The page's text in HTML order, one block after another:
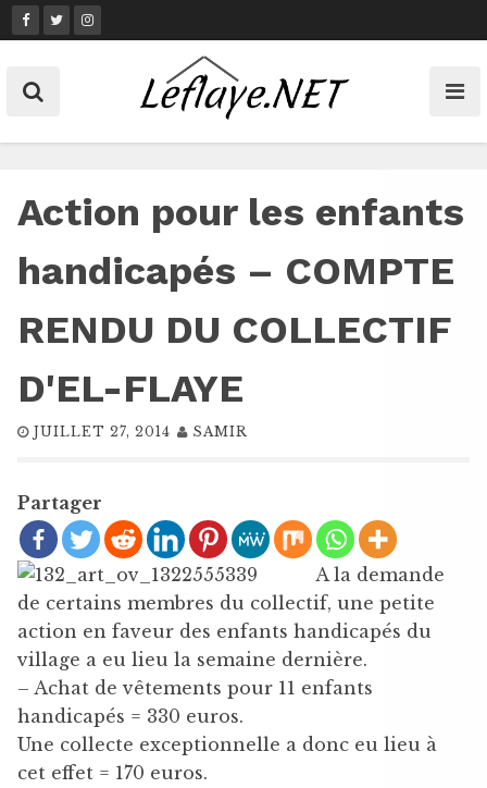
Skip
to
Action pour les enfants
handicapés – COMPTE
RENDU DU COLLECTIF
D'EL-FLAYE
JUILLET 27, 2014 SAMIR
Partager
A la demande
de certains membres du collectif, une petite
action en faveur des enfants handicapés du
village a eu lieu la semaine dernière.
– Achat de vêtements pour 11 enfants
handicapés = 330 euros.
Une collecte exceptionnelle a donc eu lieu à
cet effet = 170 euros.